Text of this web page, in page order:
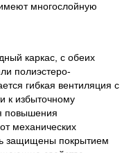
многослойную
каркас, с обеих
полиэстеро-
гибкая вентиляция с
к избыточному
повышения
механических
защищены покрытием